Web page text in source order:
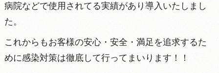
病院などで使用されてる実績があり導入いたしまし
た。
これからもお客様の安心・安全・満足を追求するた
めに感染対策は徹底して行ってまいります！！